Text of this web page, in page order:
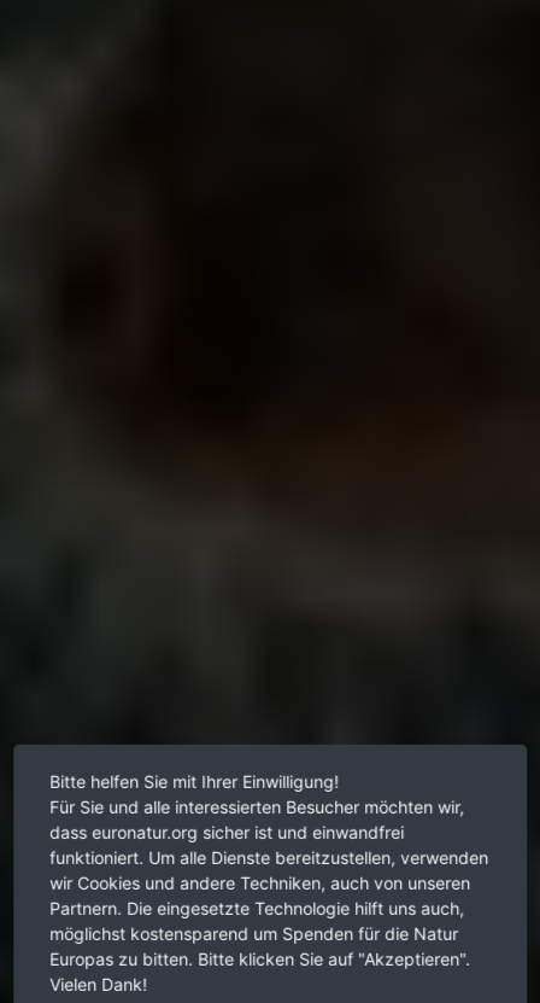
Bitte helfen Sie mit Ihrer Einwilligung!
Für Sie und alle interessierten Besucher möchten wir,
dass euronatur.org sicher ist und einwandfrei
funktioniert. Um alle Dienste bereitzustellen, verwenden
wir Cookies und andere Techniken, auch von unseren
Partnern. Die eingesetzte Technologie hilft uns auch,
möglichst kostensparend um Spenden für die Natur
Europas zu bitten. Bitte klicken Sie auf "Akzeptieren".
Vielen Dank!